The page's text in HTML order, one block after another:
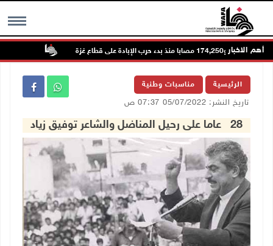
MENU أهم الاخبارالإبادة على قطاع غزة
الرئيسية مناسبات وطنية
تاريخ النشر: 05/07/2022 07:37 ص
28 عاما على رحيل المناضل والشاعر توفيق زياد